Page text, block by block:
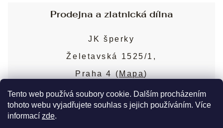
Tento web používá soubory cookie. Dalším procházením
tohoto webu vyjadřujete souhlas s jejich používáním. Více
informací zde.
Sjednání osobní schůzky
Obchodní podmínky
Puncovní značky
Blog
Nejčastější dotazy
Prodejna a zlatnická dílna
JK šperky
Želetavská 1525/1,
Praha 4 ( Mapa)
Více o prodejně